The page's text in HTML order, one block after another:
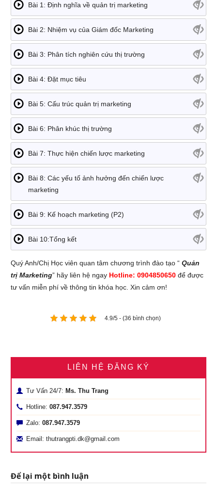
Bài 1: Định nghĩa về quản trị marketing
Bài 2: Nhiệm vụ của Giám đốc Marketing
Bài 3: Phân tích nghiên cứu thị trường
Bài 4: Đặt mục tiêu
Bài 5: Cấu trúc quản trị marketing
Bài 6: Phân khúc thị trường
Bài 7: Thực hiện chiến lược marketing
Bài 8: Các yếu tố ảnh hưởng đến chiến lược
marketing
Bài 9: Kế hoạch marketing (P2)
Bài 10:Tổng kết
Quý Anh/Chị Học viên quan tâm chương trình đào tạo “ Quản
trị Marketing” hãy liên hệ ngay Hotline: 0904850650 để được
tư vấn miễn phí về thông tin khóa học. Xin cảm ơn!
4.9/5 - (36 bình chọn)
LIÊN HỆ ĐĂNG KÝ
Tư Vấn 24/7:Ms. Thu Trang
Hotline:087.947.3579
Zalo:087.947.3579
Email: thutrangpti.dk@gmail.com
Để lại một bình luận